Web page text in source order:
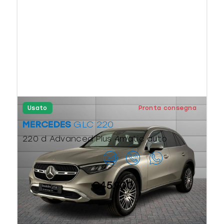
Usato Pronta consegna
MERCEDES GLC 220
220 d Advanced Plus 4matic auto
Contattaci
€45.900